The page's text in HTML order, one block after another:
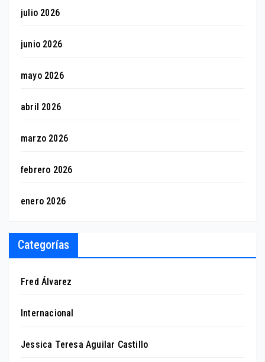
julio 2026
junio 2026
mayo 2026
abril 2026
marzo 2026
febrero 2026
enero 2026
Categorías
Fred Álvarez
Internacional
Jessica Teresa Aguilar Castillo